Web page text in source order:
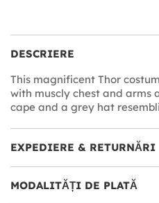
DESCRIERE
This magnificent Thor
with muscly chest and arms
cape and a grey hat
EXPEDIERE & RETURNĂRI
MODALITĂȚI DE PLATĂ